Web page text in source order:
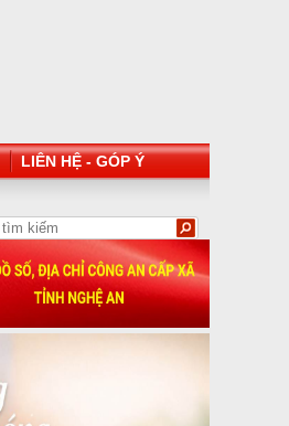
LIÊN HỆ - GÓP Ý